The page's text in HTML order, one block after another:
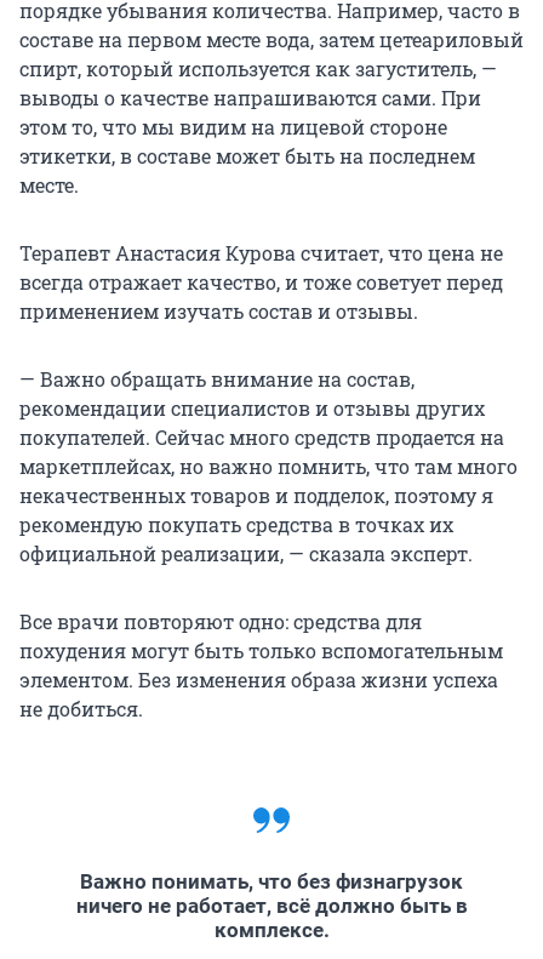
порядке убывания количества. Например, часто в
составе на первом месте вода, затем цетеариловый
спирт, который используется как загуститель, —
выводы о качестве напрашиваются сами. При
этом то, что мы видим на лицевой стороне
этикетки, в составе может быть на последнем
месте.
Терапевт Анастасия Курова считает, что цена не
всегда отражает качество, и тоже советует перед
применением изучать состав и отзывы.
— Важно обращать внимание на состав,
рекомендации специалистов и отзывы других
покупателей. Сейчас много средств продается на
маркетплейсах, но важно помнить, что там много
некачественных товаров и подделок, поэтому я
рекомендую покупать средства в точках их
официальной реализации, — сказала эксперт.
Все врачи повторяют одно: средства для
похудения могут быть только вспомогательным
элементом. Без изменения образа жизни успеха
не добиться.
Важно понимать, что без физнагрузок
ничего не работает, всё должно быть в
комплексе.